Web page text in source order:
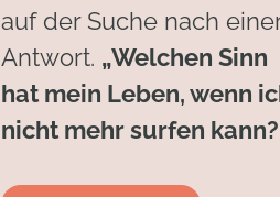
auf der Suche nach
Antwort. „Welchen Sinn
hat mein Leben, wenn
nicht mehr surfen